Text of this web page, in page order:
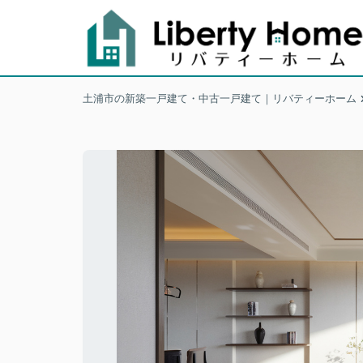
土浦市の新築一戸建て・中古一戸建て｜リバティーホーム